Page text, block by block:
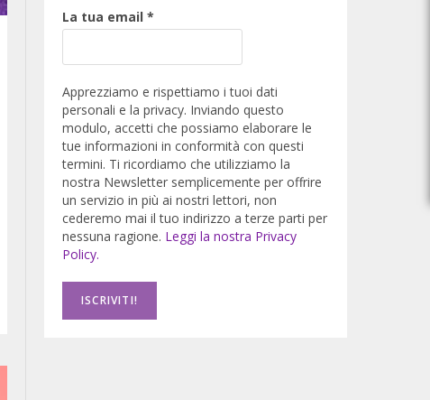
La tua email *
Apprezziamo e rispettiamo i tuoi dati
personali e la privacy. Inviando questo
modulo, accetti che possiamo elaborare le
tue informazioni in conformità con questi
termini. Ti ricordiamo che utilizziamo la
nostra Newsletter semplicemente per offrire
un servizio in più ai nostri lettori, non
cederemo mai il tuo indirizzo a terze parti per
nessuna ragione. Leggi la nostra Privacy
Policy.